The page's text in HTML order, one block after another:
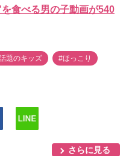
食べる男の子動画が540
題のキッズ #ほっこり
さらに見る